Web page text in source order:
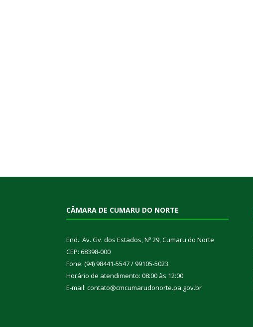
CÂMARA DE CUMARU DO NORTE
End.: Av. Gv. dos Estados, Nº 29, Cumaru do Norte
CEP: 68398-000
Fone: (94) 98441-5547 / 99105-5023
Horário de atendimento: 08:00 às 12:00
E-mail: contato@cmcumarudonorte.pa.gov.br